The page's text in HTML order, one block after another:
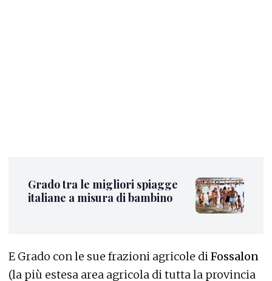
Grado tra le migliori spiagge
italiane a misura di bambino
E Grado con le sue frazioni agricole diFossalon
(la più estesa area agricola di tutta la provincia